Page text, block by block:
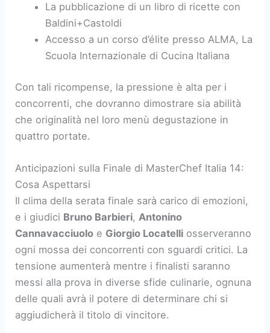
La pubblicazione di un libro di ricette con
Baldini+Castoldi
Accesso a un corso d’élite presso ALMA, La
Scuola Internazionale di Cucina Italiana
Con tali ricompense, la pressione è alta per i
concorrenti, che dovranno dimostrare sia abilità
che originalità nel loro menù degustazione in
quattro portate.
Anticipazioni sulla Finale di MasterChef Italia 14:
Cosa Aspettarsi
Il clima della serata finale sarà carico di emozioni,
e i giudici Bruno Barbieri,Antonino
Cannavacciuolo e Giorgio Locatelli osserveranno
ogni mossa dei concorrenti con sguardi critici. La
tensione aumenterà mentre i finalisti saranno
messi alla prova in diverse sfide culinarie, ognuna
delle quali avrà il potere di determinare chi si
aggiudicherà il titolo di vincitore.